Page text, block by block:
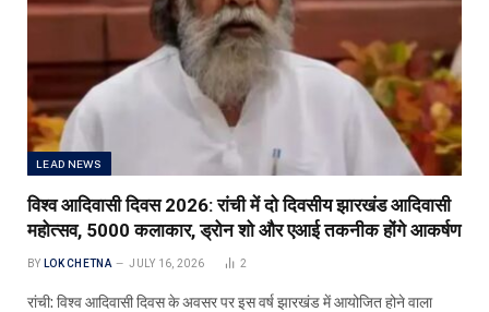
LEAD NEWS
विश्व आदिवासी दिवस 2026: रांची में दो दिवसीय झारखंड आदिवासी
महोत्सव, 5000 कलाकार, ड्रोन शो और एआई तकनीक होंगे आकर्षण
BY LOK CHETNA JULY 16, 2026 2
रांची: विश्व आदिवासी दिवस के अवसर पर इस वर्ष झारखंड में आयोजित होने वाला